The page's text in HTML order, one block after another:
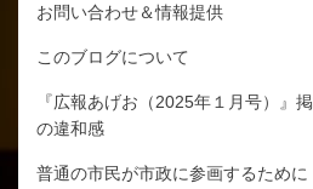
お問い合わせ＆情報提供
このブログについて
『広報あげお（2025年１月号）』
の違和感
普通の市民が市政に参画するため